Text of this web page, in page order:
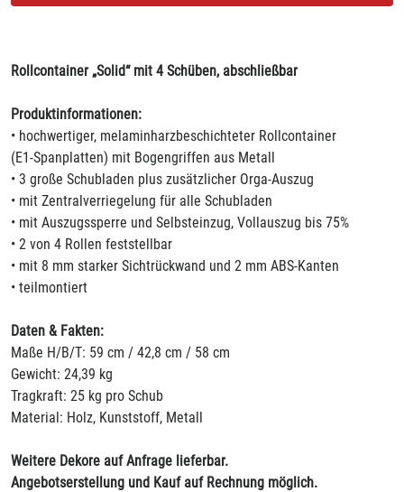
Rollcontainer „Solid“ mit 4 Schüben, abschließbar
Produktinformationen:
• hochwertiger, melaminharzbeschichteter Rollcontainer
(E1-Spanplatten) mit Bogengriffen aus Metall
• 3 große Schubladen plus zusätzlicher Orga-Auszug
• mit Zentralverriegelung für alle Schubladen
• mit Auszugssperre und Selbsteinzug, Vollauszug bis 75%
• 2 von 4 Rollen feststellbar
• mit 8 mm starker Sichtrückwand und 2 mm ABS-Kanten
• teilmontiert
Daten & Fakten:
Maße H/B/T: 59 cm / 42,8 cm / 58 cm
Gewicht: 24,39 kg
Tragkraft: 25 kg pro Schub
Material: Holz, Kunststoff, Metall
Weitere Dekore auf Anfrage lieferbar.
Angebotserstellung und Kauf auf Rechnung möglich.